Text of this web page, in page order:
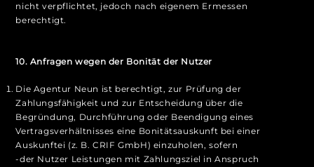
nicht verpflichtet, jedoch nach eigenem Ermessen
berechtigt.
10. Anfragen wegen der Bonität der Nutzer
Die Agentur Neun ist berechtigt, zur Prüfung der
Zahlungsfähigkeit und zur Entscheidung über die
Begründung, Durchführung oder Beendigung eines
Vertragsverhältnisses eine Bonitätsauskunft bei einer
Auskunftei (z. B. CRIF GmbH) einzuholen, sofern
-der Nutzer Leistungen mit Zahlungsziel in Anspruch